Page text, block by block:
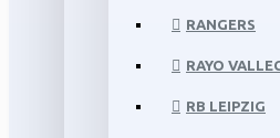
RANGERS
RAYO
RB LEIPZIG